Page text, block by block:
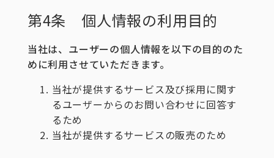
第4条 個人情報の利用目的
当社は、ユーザーの個人情報を以下の目的のた
めに利用させていただきます。
当社が提供するサービス及び採用に関す
るユーザーからのお問い合わせに回答す
るため
当社が提供するサービスの販売のため